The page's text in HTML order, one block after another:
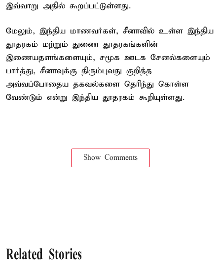
இவ்வாறு அதில் கூறப்பட்டுள்ளது.
மேலும், இந்திய மாணவர்கள், சீனாவில் உள்ள இந்திய
தூதரகம் மற்றும் துணை தூதரகங்களின்
இணையதளங்களையும், சமூக ஊடக சேனல்களையும்
பார்த்து, சீனாவுக்கு திரும்புவது குறித்த
அவ்வப்போதைய தகவல்களை தெரிந்து கொள்ள
வேண்டும் என்று இந்திய தூதரகம் கூறியுள்ளது.
Show Comments
Related Stories